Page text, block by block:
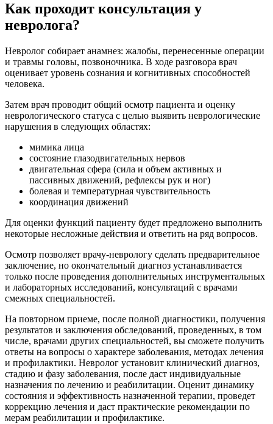
Как проходит консультация у
невролога?
Невролог собирает анамнез: жалобы, перенесенные операции
и травмы головы, позвоночника. В ходе разговора врач
оценивает уровень сознания и когнитивных способностей
человека.
Затем врач проводит общий осмотр пациента и оценку
неврологического статуса с целью выявить неврологические
нарушения в следующих областях:
мимика лица
состояние глазодвигательных нервов
двигательная сфера (сила и объем активных и
пассивных движений, рефлексы рук и ног)
болевая и температурная чувствительность
координация движений
Для оценки функций пациенту будет предложено выполнить
некоторые несложные действия и ответить на ряд вопросов.
Осмотр позволяет врачу-неврологу сделать предварительное
заключение, но окончательный диагноз устанавливается
только после проведения дополнительных инструментальных
и лабораторных исследований, консультаций с врачами
смежных специальностей.
На повторном приеме, после полной диагностики, получения
результатов и заключения обследований, проведенных, в том
числе, врачами других специальностей, вы сможете получить
ответы на вопросы о характере заболевания, методах лечения
и профилактики. Невролог установит клинический диагноз,
стадию и фазу заболевания, после даст индивидуальные
назначения по лечению и реабилитации. Оценит динамику
состояния и эффективность назначенной терапии, проведет
коррекцию лечения и даст практические рекомендации по
мерам реабилитации и профилактике.